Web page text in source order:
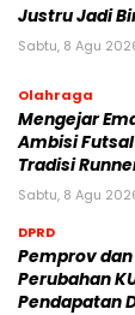
Justru Jadi
Sabtu, 8 Agu
Olahraga
Mengejar
Ambisi
Tradisi
Sabtu, 8 Agu
DPRD
Pemprov dan
Perubahan
Pendapatan